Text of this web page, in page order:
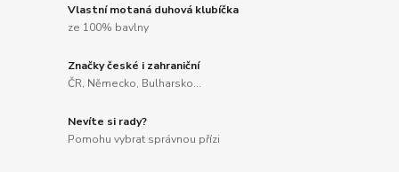
Vlastní motaná duhová klubíčka
ze 100% bavlny
Značky české i zahraniční
ČR, Německo, Bulharsko...
Nevíte si rady?
Pomohu vybrat správnou přízi